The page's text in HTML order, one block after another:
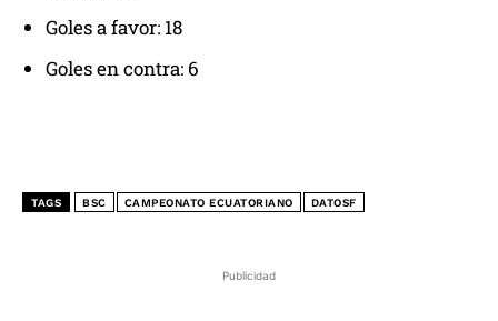
Publicidad
Goles a favor: 18
Goles en contra: 6
TAGS BSC CAMPEONATO ECUATORIANO DATOSF